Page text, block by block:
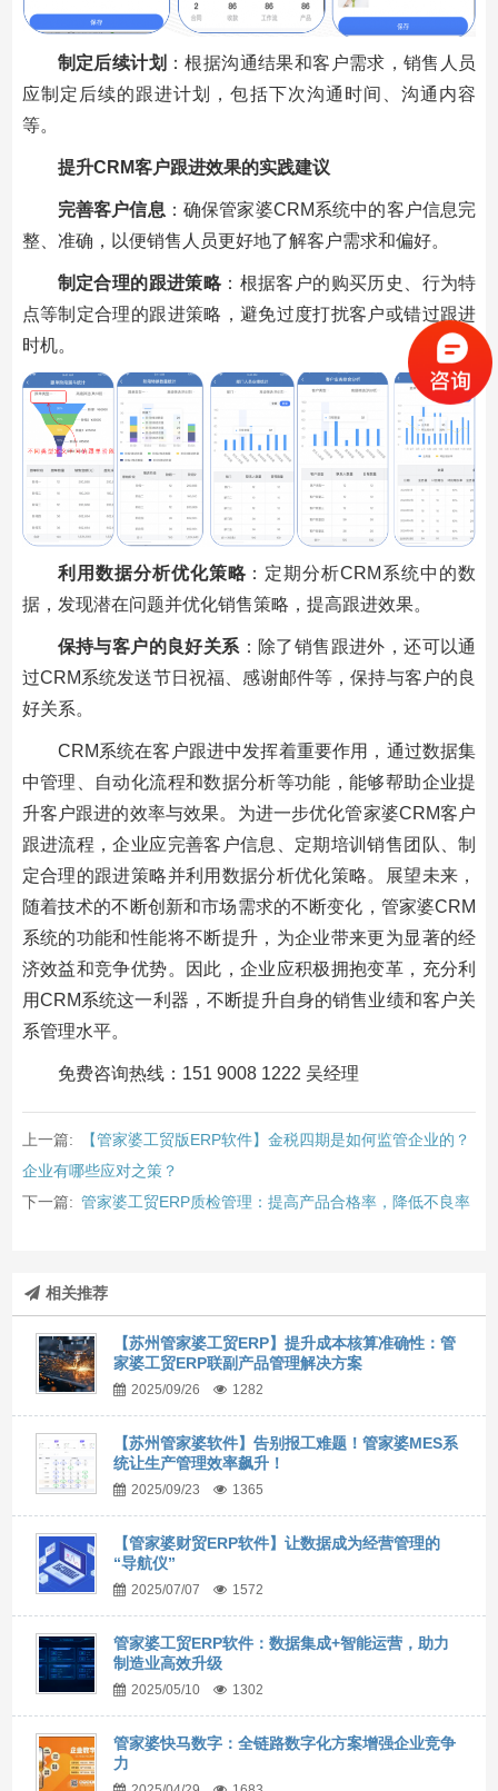
制定后续计划 ：根据沟通结果和客户需求，销售人员
应制定后续的跟进计划，包括下次沟通时间、沟通内容
等。
提升CRM客户跟进效果的实践建议
完善客户信息：确保管家婆CRM系统中的客户信息完
整、准确，以便销售人员更好地了解客户需求和偏好。
制定合理的跟进策略：根据客户的购买历史、行为特
点等制定合理的跟进策略，避免过度打扰客户或错过跟进
时机。
利用数据分析优化策略：定期分析CRM系统中的数
据，发现潜在问题并优化销售策略，提高跟进效果。
保持与客户的良好关系 ：除了销售跟进外，还可以通
过CRM系统发送节日祝福、感谢邮件等，保持与客户的良
好关系。
CRM系统在客户跟进中发挥着重要作用，通过数据集
中管理、自动化流程和数据分析等功能，能够帮助企业提
升客户跟进的效率与效果。为进一步优化管家婆CRM客户
跟进流程，企业应完善客户信息、定期培训销售团队、制
定合理的跟进策略并利用数据分析优化策略。展望未来，
随着技术的不断创新和市场需求的不断变化，管家婆CRM
系统的功能和性能将不断提升，为企业带来更为显著的经
济效益和竞争优势。因此，企业应积极拥抱变革，充分利
用CRM系统这一利器，不断提升自身的销售业绩和客户关
系管理水平。
免费咨询热线：151 9008 1222 吴经理
上一篇:
【管家婆工贸版ERP软件】金税四期是如何监管企业的？
企业有哪些应对之策？
下一篇: 管家婆工贸ERP质检管理：提高产品合格率，降低不良率
相关推荐
【苏州管家婆工贸ERP】提升成本核算准确性：管
家婆工贸ERP联副产品管理解决方案
2025/09/26 1282
【苏州管家婆软件】告别报工难题！管家婆MES系
统让生产管理效率飙升！
2025/09/23 1365
【管家婆财贸ERP软件】让数据成为经营管理的
“导航仪”
2025/07/07 1572
管家婆工贸ERP软件：数据集成+智能运营，助力
制造业高效升级
2025/05/10 1302
管家婆快马数字：全链路数字化方案增强企业竞争
力